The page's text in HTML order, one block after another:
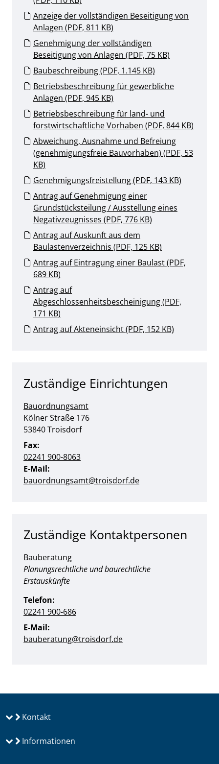
Anzeige der vollständigen Beseitigung von
Anlagen (PDF, 811 KB)
Genehmigung der vollständigen
Beseitigung von Anlagen (PDF, 75 KB)
Baubeschreibung (PDF, 1.145 KB)
Betriebsbeschreibung für gewerbliche
Anlagen (PDF, 945 KB)
Betriebsbeschreibung für land- und
forstwirtschaftliche Vorhaben (PDF, 844 KB)
Abweichung, Ausnahme und Befreiung
(genehmigungsfreie Bauvorhaben) (PDF, 53
KB)
Genehmigungsfreistellung (PDF, 143 KB)
Antrag auf Genehmigung einer
Grundstücksteilung / Ausstellung eines
Negativzeugnisses (PDF, 776 KB)
Antrag auf Auskunft aus dem
Baulastenverzeichnis (PDF, 125 KB)
Antrag auf Eintragung einer Baulast (PDF,
689 KB)
Antrag auf
Abgeschlossenheitsbescheinigung (PDF,
171 KB)
Antrag auf Akteneinsicht (PDF, 152 KB)
Zuständige Einrichtungen
Bauordnungsamt
Straße:
Kölner Straße Hausnummer:
176
PLZ:
53840Ort:
Troisdorf
Fax:
02241 900-8063
E-Mail:
bauordnungsamt@troisdorf.de
Zuständige Kontaktpersonen
Bauberatung
Position:
Planungsrechtliche und baurechtliche
Erstauskünfte
Telefon:
02241 900-686
E-Mail:
bauberatung@troisdorf.de
Kontakt
Informationen